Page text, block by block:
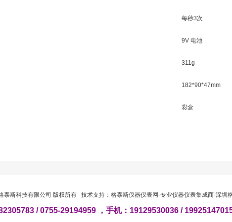
每秒3次
9V 电池
311g
182*90*47mm
彩盒
斯科技有限公司 版权所有 技术支持： 格泰斯仪器仪表网-专业仪器仪表集成商-深圳
/ 0755-29194959 ，手机：19129530036 /